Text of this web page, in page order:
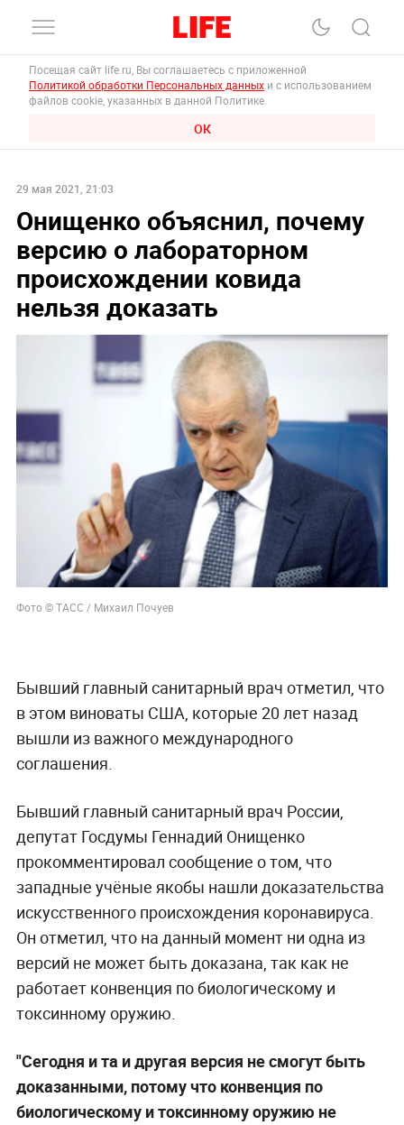
Посещая сайт life.ru, Вы соглашаетесь с приложенной
Политикой обработки Персональных данных и с использованием
файлов cookie, указанных в данной Политике.
ОК
29 мая 2021, 21:03
Онищенко объяснил, почему
версию о лабораторном
происхождении ковида
нельзя доказать
Фото © ТАСС / Михаил Почуев
Бывший главный санитарный врач отметил, что
в этом виноваты США, которые 20 лет назад
вышли из важного международного
соглашения.
Бывший главный санитарный врач России,
депутат Госдумы Геннадий Онищенко
прокомментировал сообщение о том, что
западные учёные якобы нашли доказательства
искусственного происхождения коронавируса.
Он отметил, что на данный момент ни одна из
версий не может быть доказана, так как не
работает конвенция по биологическому и
токсинному оружию.
"Сегодня и та и другая версия не смогут быть
доказанными, потому что конвенция по
биологическому и токсинному оружию не